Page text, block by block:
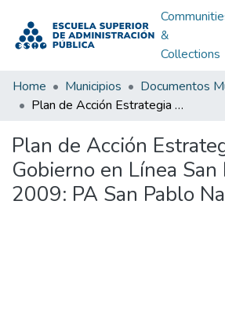
&
Collections
Home Municipios
Documentos
Plan de Acción Estrategia de Gobierno en Línea San Pablo Nariño 2009: PA San Pablo Nariño 2009
Plan de Acción
Gobierno en Línea
2009: PA San Pablo